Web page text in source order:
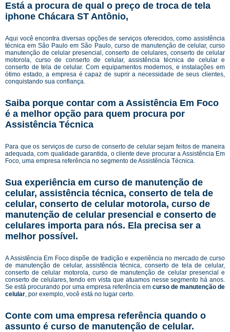
Está a procura de qual o preço de troca de tela
iphone Chácara ST Antônio,
Aqui você encontra diversas opções de serviços oferecidos, como assistência
técnica em São Paulo em São Paulo, curso de manutenção de celular, curso
manutenção de celular presencial, conserto de celulares, conserto de celular
motorola, curso de conserto de celular, assistência técnica de celular e
conserto de tela de celular. Com equipamentos modernos, e instalações em
ótimo estado, a empresa é capaz de suprir a necessidade de seus clientes,
conquistando sua confiança.
Saiba porque contar com a Assistência Em Foco
é a melhor opção para quem procura por
Assistência Técnica
Para que os serviços de curso de conserto de celular sejam feitos de maneira
adequada, com qualidade garantida, o cliente deve procurar a Assistência Em
Foco, uma empresa referência no segmento de Assistência Técnica.
Sua experiência em curso de manutenção de
celular, assistência técnica, conserto de tela de
celular, conserto de celular motorola, curso de
manutenção de celular presencial e conserto de
celulares importa para nós. Ela precisa ser a
melhor possível.
A Assistência Em Foco dispõe de tradição e experiência no mercado de curso
de manutenção de celular, assistência técnica, conserto de tela de celular,
conserto de celular motorola, curso de manutenção de celular presencial e
conserto de celulares, tendo em vista que atuamos nesse segmento há anos.
Se está procurando por uma empresa referência em curso de manutenção de
celular, por exemplo, você está no lugar certo.
Conte com uma empresa referência quando o
assunto é curso de manutenção de celular.